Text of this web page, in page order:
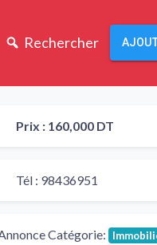
Rechercher
Prix : 160,000 DT
Tél : 98436951
Catégorie: